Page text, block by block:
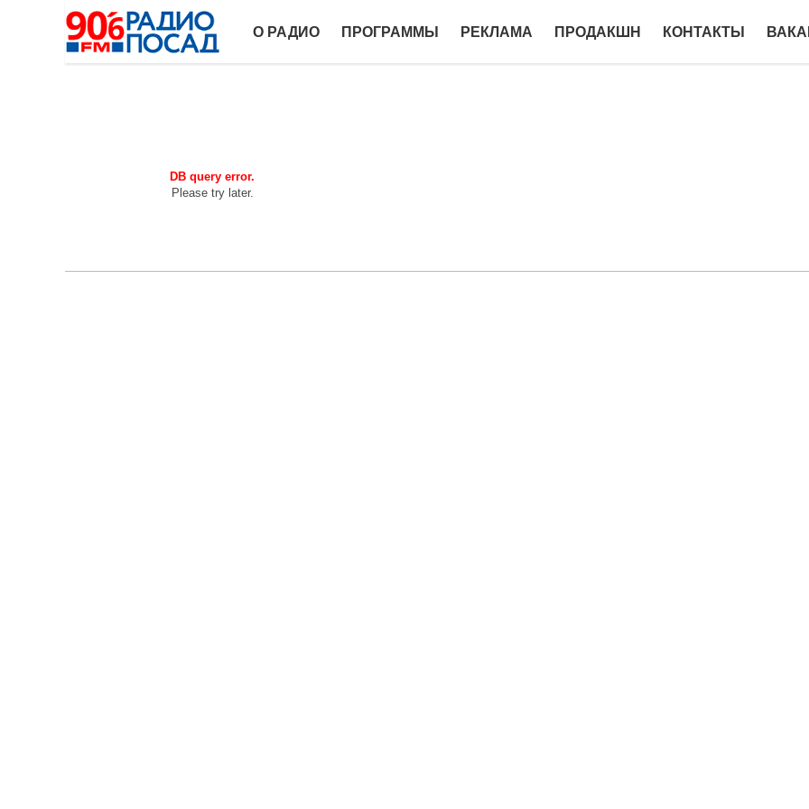
О РАДИО ПРОГРАММЫ РЕКЛАМА ПРОДАКШН КОНТАКТЫ
DB query error.
Please try later.